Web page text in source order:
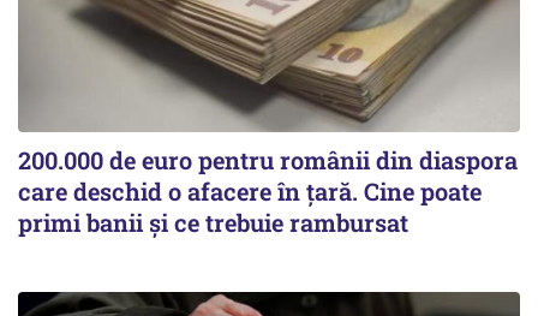
200.000 de euro pentru românii din diaspora
care deschid o afacere în țară. Cine poate
primi banii și ce trebuie rambursat